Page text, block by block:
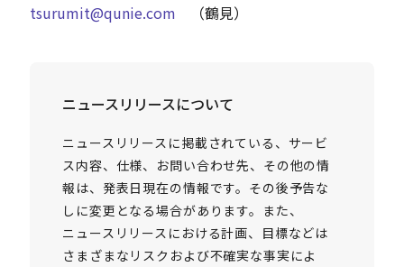
tsurumit@qunie.com （鶴見）
ニュースリリースについて
ニュースリリースに掲載されている、サービ
ス内容、仕様、お問い合わせ先、その他の情
報は、発表日現在の情報です。その後予告な
しに変更となる場合があります。また、
ニュースリリースにおける計画、目標などは
さまざまなリスクおよび不確実な事実によ